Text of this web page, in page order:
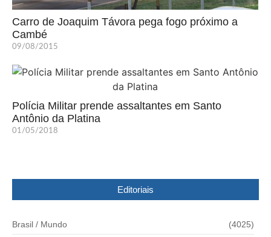
Carro de Joaquim Távora pega fogo próximo a
Cambé
09/08/2015
Polícia Militar prende assaltantes em Santo
Antônio da Platina
01/05/2018
Editoriais
Brasil / Mundo (4025)